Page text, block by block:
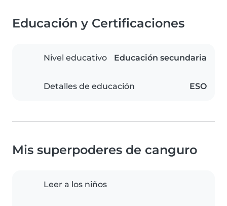
Educación y Certificaciones
Nivel educativo Educación secundaria
Detalles de educación ESO
Mis superpoderes de canguro
Leer a los niños